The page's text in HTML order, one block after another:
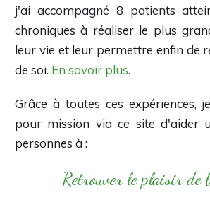
j'ai accompagné 8 patients
chroniques à réaliser le plus
leur vie et leur permettre enfin de
de soi. En savoir plus.
Grâce à toutes ces expériences,
pour mission via ce site d'aider
personnes à :
Retrouver le plaisir de